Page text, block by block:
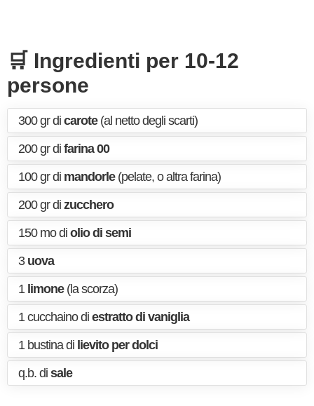
🛒 Ingredienti per 10-12
persone
300 gr di carote(al netto degli scarti)
200 gr di farina 00
100 gr di mandorle(pelate, o altra farina)
200 gr di zucchero
150 mo di olio di semi
3 uova
1 limone(la scorza)
1 cucchaino di estratto di vaniglia
1 bustina di lievito per dolci
q.b. di sale